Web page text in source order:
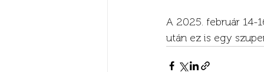
A 2025. február 14-
után ez is egy